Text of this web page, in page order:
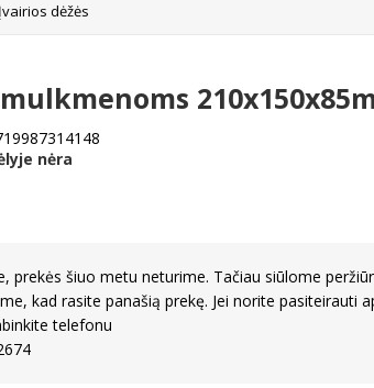
Įvairios dėžės
nėra
prekės šiuo metu neturime. Tačiau siūlome
kad rasite panašią prekę. Jei norite pasiteirauti
telefonu